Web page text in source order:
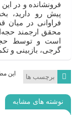
امام شهید
جامعه گسترش
سخنان
پیکر مطهر رهبر
دعوت ستاد
شهید امت
فرونشانده و در
پیش رو دارید،
فراوانی در
محقق ارجمند
است و توسط
گرجی، بازبینی و
برچسب ها این
نوشته های مشابه